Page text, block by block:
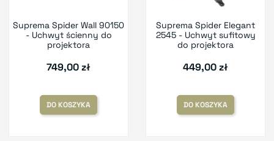
Suprema Spider Wall 90150
- Uchwyt ścienny do
projektora
749,00 zł
DO KOSZYKA
Suprema Spider Elegant
2545 - Uchwyt sufitowy
do projektora
449,00 zł
DO KOSZYKA